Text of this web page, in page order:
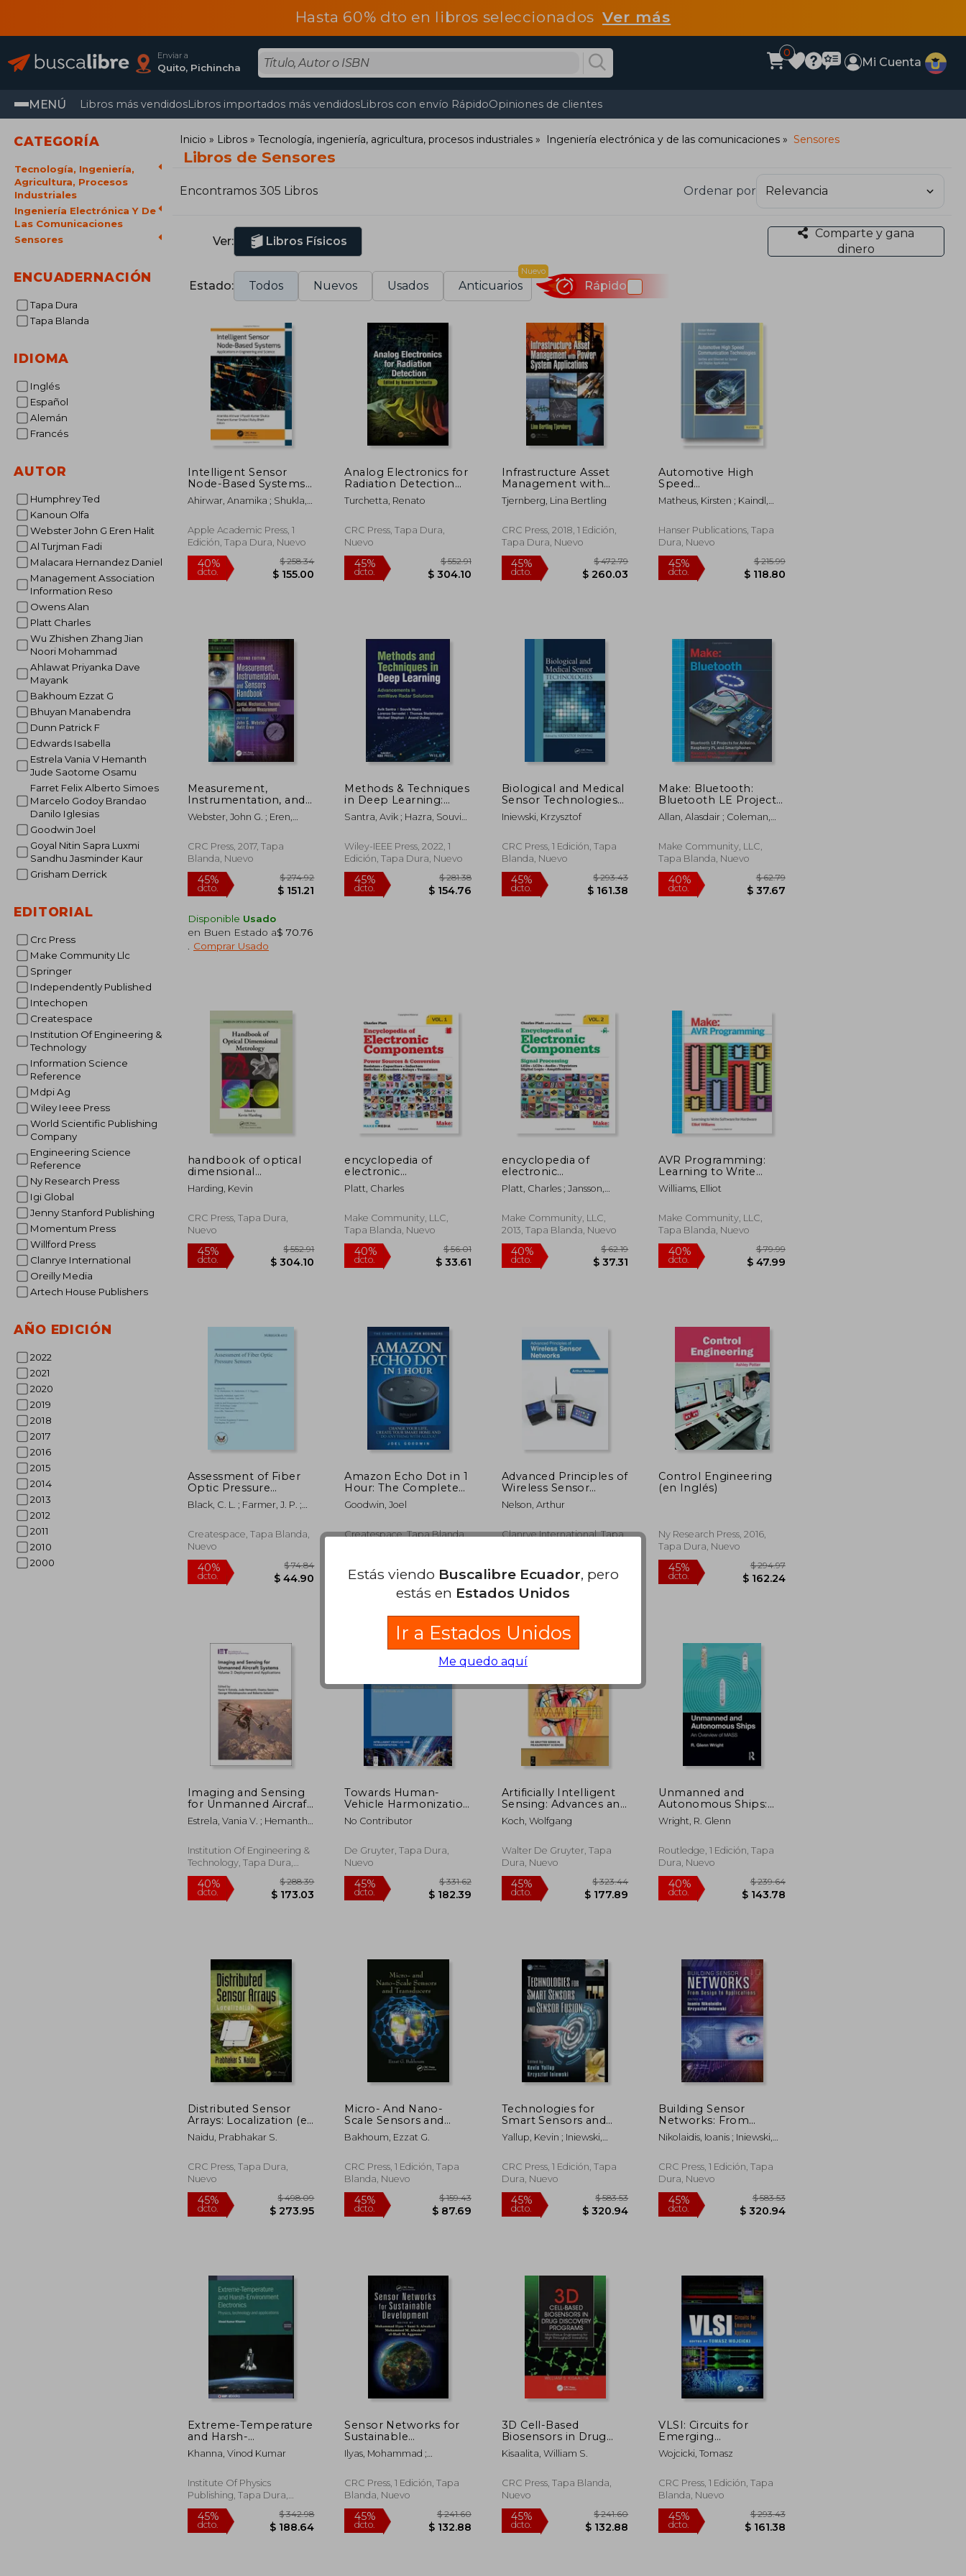
Hasta 60% dto en libros seleccionadosVer más
Enviar a
Quito, Pichincha
0
Mi Cuenta
MENÚ Libros más vendidosLibros importados más vendidosLibros con envío RápidoOpiniones de clientes
CATEGORÍA
Tecnología, Ingeniería,
Agricultura, Procesos
Industriales
Ingeniería Electrónica Y De
Las Comunicaciones
Sensores
ENCUADERNACIÓN
Tapa Dura
Tapa Blanda
IDIOMA
Inglés
Español
Alemán
Francés
AUTOR
Humphrey Ted
Kanoun Olfa
Webster John G Eren Halit
Al Turjman Fadi
Malacara Hernandez Daniel
Management Association
Information Reso
Owens Alan
Platt Charles
Wu Zhishen Zhang Jian
Noori Mohammad
Ahlawat Priyanka Dave
Mayank
Bakhoum Ezzat G
Bhuyan Manabendra
Dunn Patrick F
Edwards Isabella
Estrela Vania V Hemanth
Jude Saotome Osamu
Farret Felix Alberto Simoes
Marcelo Godoy Brandao
Danilo Iglesias
Goodwin Joel
Goyal Nitin Sapra Luxmi
Sandhu Jasminder Kaur
Grisham Derrick
EDITORIAL
Crc Press
Make Community Llc
Springer
Independently Published
Intechopen
Createspace
Institution Of Engineering &
Technology
Information Science
Reference
Mdpi Ag
Wiley Ieee Press
World Scientific Publishing
Company
Engineering Science
Reference
Ny Research Press
Igi Global
Jenny Stanford Publishing
Momentum Press
Willford Press
Clanrye International
Oreilly Media
Artech House Publishers
AÑO EDICIÓN
2022
2021
2020
2019
2018
2017
2016
2015
2014
2013
2012
2011
2010
2000
Inicio Libros Tecnología, ingeniería, agricultura, procesos industriales Ingeniería electrónica y de las comunicaciones Sensores
Libros de Sensores
Encontramos 305 Libros Ordenar por
Ver: Libros Físicos
Comparte y gana
dinero
Estado: Todos Nuevos Usados Anticuarios
Nuevo
Rápido
Intelligent Sensor
Node-Based Systems:
Applications in
Engineering and
Ahirwar, Anamika ; Shukla,
Prashant Kumar
Apple Academic Press, 1
Edición, Tapa Dura, Nuevo
Analog Electronics for
Radiation Detection
(en Inglés)
Turchetta, Renato
CRC Press, Tapa Dura,
Nuevo
Infrastructure Asset
Management with
Power System
Applications (en
Tjernberg, Lina Bertling
CRC Press, 2018, 1 Edición,
Tapa Dura, Nuevo
$ 260.03
Automotive High
Speed
Communication
Technologies: Serdes
Sensor and Display
Applications (en
Matheus, Kirsten ; Kaindl,
Hanser Publications, Tapa
Dura, Nuevo
Measurement,
Instrumentation, and
Sensors Handbook:
Spatial, Mechanical,
Radiation
Measurement (en
Webster, John G. ; Eren,
CRC Press, 2017, Tapa
Blanda, Nuevo
Disponible Usado
en Buen Estado a$ 70.76
Comprar Usado
Methods & Techniques
in Deep Learning:
Advancements in
Mmwave Radar
Santra, Avik ; Hazra, Souvik ;
Wiley-IEEE Press, 2022, 1
Edición, Tapa Dura, Nuevo
Biological and Medical
Sensor Technologies
(en Inglés)
Iniewski, Krzysztof
CRC Press, 1 Edición, Tapa
Blanda, Nuevo
Make: Bluetooth:
Bluetooth LE Projects
with Arduino,
Raspberry Pi, and
Inglés)
Allan, Alasdair ; Coleman,
Make Community, LLC,
Tapa Blanda, Nuevo
handbook of optical
dimensional
metrology (en Inglés)
Harding, Kevin
CRC Press, Tapa Dura,
Nuevo
45%
dcto.
encyclopedia of
electronic
components (en
Inglés)
Platt, Charles
Make Community, LLC,
Tapa Blanda, Nuevo
dcto.
encyclopedia of
electronic
components volume
2: diodes, transistors,
sound emitters (en
Inglés)
Platt, Charles ; Jansson,
Make Community, LLC,
2013, Tapa Blanda, Nuevo
dcto.
$ 62.19
$ 37.31
AVR Programming:
Learning to Write
Software for Hardware
(en Inglés)
Williams, Elliot
Make Community, LLC,
Tapa Blanda, Nuevo
40%
dcto.
Assessment of Fiber
Optic Pressure
Sensors (en Inglés)
Black, C. L. ; Farmer, J. P. ;
Createspace, Tapa Blanda,
Nuevo
40%
dcto.
Amazon Echo Dot in 1
Hour: The Complete
Guide for Beginners -
Change Your Life,
Home and Do
Goodwin, Joel
Createspace, Tapa Blanda,
40%
dcto. $ 24.52
Advanced Principles of
Wireless Sensor
Networks (en Inglés)
Nelson, Arthur
Clanrye International, Tapa
45%
dcto.
$ 293.80
Control Engineering
(en Inglés)
Ny Research Press, 2016,
Tapa Dura, Nuevo
dcto.
Imaging and Sensing
for Unmanned Aircraft
Systems: Deployment
and Applications (en
Estrela, Vania V. ; Hemanth,
Institution Of Engineering &
Technology, Tapa Dura,
Nuevo
$ 173.03
Towards Human-
Vehicle Harmonization
(en Inglés)
No Contributor
De Gruyter, Tapa Dura,
Nuevo
dcto. $ 182.39
Artificially Intelligent
Sensing: Advances and
Applications (en
Inglés)
Koch, Wolfgang
Walter De Gruyter, Tapa
Dura, Nuevo
dcto. $ 177.89
Unmanned and
Autonomous Ships:
An Overview of Mass
(en Inglés)
Wright, R. Glenn
Routledge, 1 Edición, Tapa
Dura, Nuevo
Distributed Sensor
Arrays: Localization (en
Inglés)
Naidu, Prabhakar S.
CRC Press, Tapa Dura,
Nuevo
45%
dcto.
$ 498.09
$ 273.95
Micro- And Nano-
Scale Sensors and
Transducers (en
Inglés)
Bakhoum, Ezzat G.
CRC Press, 1 Edición, Tapa
Blanda, Nuevo
45%
dcto.
$ 159.43
$ 87.69
Technologies for
Smart Sensors and
Sensor Fusion (en
Inglés)
Yallup, Kevin ; Iniewski,
CRC Press, 1 Edición, Tapa
Dura, Nuevo
45%
dcto.
$ 583.53
$ 320.94
Building Sensor
Networks: From
Design to Applications
(en Inglés)
Nikolaidis, Ioanis ; Iniewski,
CRC Press, 1 Edición, Tapa
Dura, Nuevo
Extreme-Temperature
and Harsh-
Environment
Electronics (Second
technology and
applications (en
Khanna, Vinod Kumar
Institute Of Physics
Publishing, Tapa Dura,
Nuevo
Sensor Networks for
Sustainable
Development (en
Inglés)
Ilyas, Mohammad ;
Alwakeel, Mohammed M.
CRC Press, 1 Edición, Tapa
Blanda, Nuevo
3D Cell-Based
Biosensors in Drug
Discovery Programs:
Microtissue
Throughput
Screening (en Inglés)
Kisaalita, William S.
CRC Press, Tapa Blanda,
Nuevo
VLSI: Circuits for
Emerging
Applications (en
Inglés)
Wojcicki, Tomasz
CRC Press, 1 Edición, Tapa
Blanda, Nuevo
Estás viendo Buscalibre Ecuador, pero
estás en Estados Unidos
Ir a Estados Unidos
Me quedo aquí